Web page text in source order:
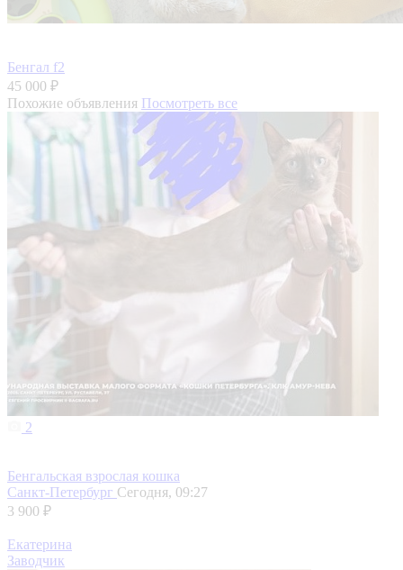
Бенгал f2
45 000 ₽
Похожие объявления Посмотреть все
2
Бенгальская взрослая кошка
Санкт-Петербург Сегодня, 09:27
3 900 ₽
Екатерина
Заводчик